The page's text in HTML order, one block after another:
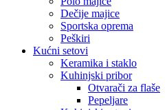
Dečije majice
Sportska oprema
Peškiri
Kućni setovi
Keramika i staklo
Kuhinjski pribor
Otvarači za flaše
Pepeljare